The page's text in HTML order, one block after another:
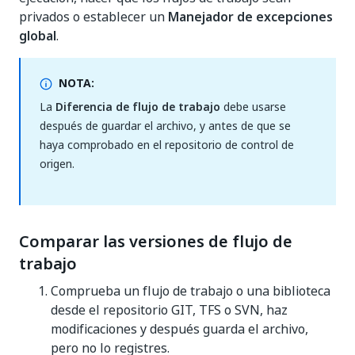
privados o establecer un Manejador de excepciones
global.
NOTA:
La Diferencia de flujo de trabajo debe usarse
después de guardar el archivo, y antes de que se
haya comprobado en el repositorio de control de
origen.
Comparar las versiones de flujo de
trabajo
Comprueba un flujo de trabajo o una biblioteca
desde el repositorio GIT, TFS o SVN, haz
modificaciones y después guarda el archivo,
pero no lo registres.